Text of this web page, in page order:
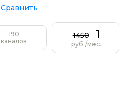
Сравнить
190
каналов
1450 1
руб./мес.